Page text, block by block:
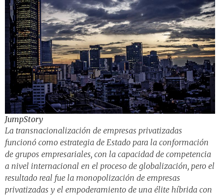
JumpStory
La transnacionalización de empresas privatizadas
funcionó como estrategia de Estado para la conformación
de grupos empresariales, con la capacidad de competencia
a nivel internacional en el proceso de globalización, pero el
resultado real fue la monopolización de empresas
privatizadas y el empoderamiento de una élite híbrida con